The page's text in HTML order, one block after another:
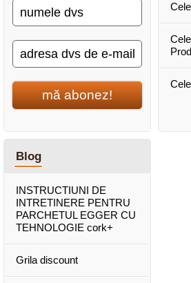
mă abonez!
Blog
INSTRUCTIUNI DE
INTRETINERE PENTRU
PARCHETUL EGGER CU
TEHNOLOGIE cork+
Grila discount